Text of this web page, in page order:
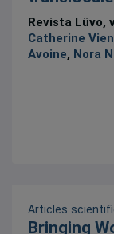
Revista Lüvo,
Catherine
Avoine, Nora
Articles
Bringing